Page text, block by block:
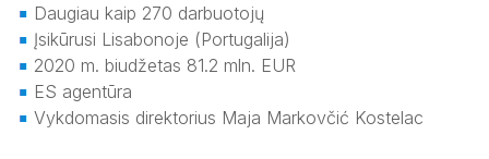
Daugiau kaip 270 darbuotojų
Įsikūrusi Lisabonoje (Portugalija)
2020 m. biudžetas 81.2 mln. EUR
ES agentūra
Vykdomasis direktorius Maja Markovčić Kostelac